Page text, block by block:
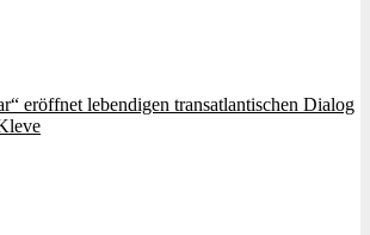
eröffnet lebendigen transatlantischen Dialog